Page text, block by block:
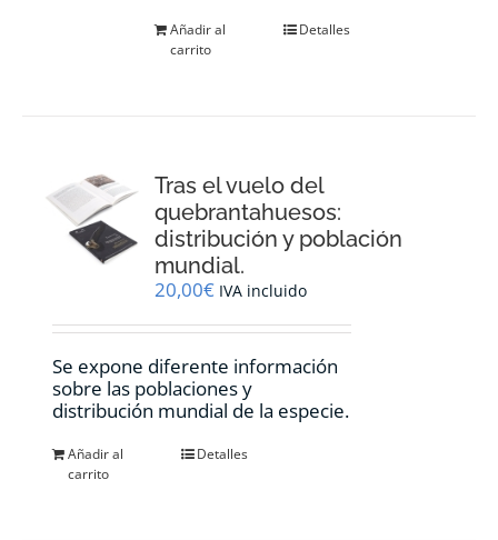
Añadir al
carrito
Detalles
Tras el vuelo del
quebrantahuesos:
distribución y población
mundial.
20,00€ IVA incluido
Se expone diferente información
sobre las poblaciones y
distribución mundial de la especie.
Añadir al
carrito
Detalles